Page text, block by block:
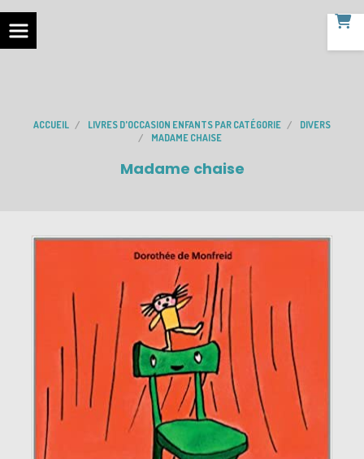
ACCUEIL LIVRES D'OCCASION ENFANTS PAR CATÉGORIE
DIVERS
MADAME CHAISE
Madame chaise